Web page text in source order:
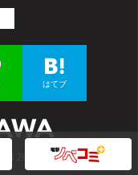
はてブ
2026